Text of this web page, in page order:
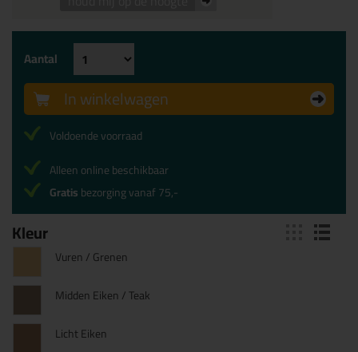
Kleur
Vuren / Grenen
Midden Eiken / Teak
Licht Eiken
Aantal
In winkelwagen
Voldoende voorraad
Alleen online beschikbaar
Gratisbezorging vanaf 75,-